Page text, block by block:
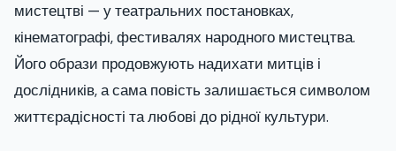
мистецтві — у театральних постановках,
кінематографі, фестивалях народного мистецтва.
Його образи продовжують надихати митців і
дослідників, а сама повість залишається символом
життєрадісності та любові до рідної культури.